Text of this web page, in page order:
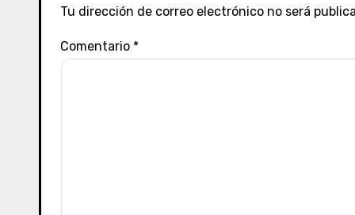
Tu dirección de correo electrónico no será
Comentario *